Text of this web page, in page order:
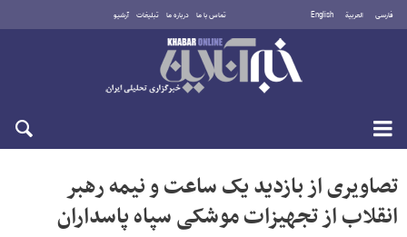
فارسی العربية English تماس با ما درباره ما تبلیغات آرشیو
یکشنبه ۱۸ مرداد ۱۴۰۵
تصاویری از بازدید یک ساعت و نیمه رهبر
انقلاب از تجهیزات موشکی سپاه پاسداران